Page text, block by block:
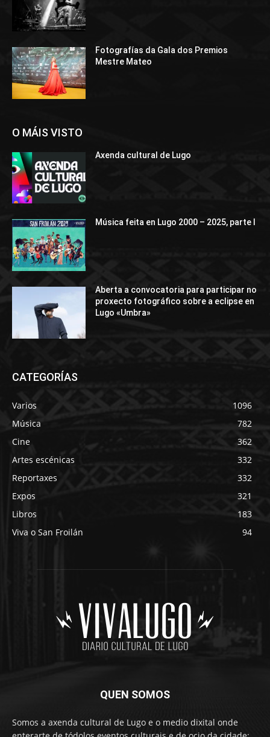
Fotografías da Gala dos Premios
Mestre Mateo
O MÁIS VISTO
Axenda cultural de Lugo
Música feita en Lugo 2000 – 2025, parte I
Aberta a convocatoria para participar no
proxecto fotográfico sobre a eclipse en
Lugo «Umbra»
CATEGORÍAS
Varios
1096
Música
782
Cine
362
Artes escénicas
332
Reportaxes
332
Expos
321
Libros
183
Viva o San Froilán
94
QUEN SOMOS
Somos a axenda cultural de Lugo e o medio dixital onde